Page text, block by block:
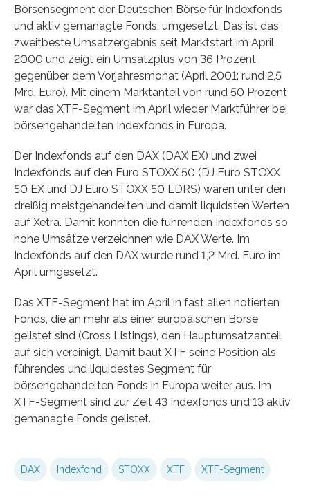
Börsensegment der Deutschen Börse für Indexfonds
und aktiv gemanagte Fonds, umgesetzt. Das ist das
zweitbeste Umsatzergebnis seit Marktstart im April
2000 und zeigt ein Umsatzplus von 36 Prozent
gegenüber dem Vorjahresmonat (April 2001: rund 2,5
Mrd. Euro). Mit einem Marktanteil von rund 50 Prozent
war das XTF-Segment im April wieder Marktführer bei
börsengehandelten Indexfonds in Europa.
Der Indexfonds auf den DAX (DAX EX) und zwei
Indexfonds auf den Euro STOXX 50 (DJ Euro STOXX
50 EX und DJ Euro STOXX 50 LDRS) waren unter den
dreißig meistgehandelten und damit liquidsten Werten
auf Xetra. Damit konnten die führenden Indexfonds so
hohe Umsätze verzeichnen wie DAX Werte. Im
Indexfonds auf den DAX wurde rund 1,2 Mrd. Euro im
April umgesetzt.
Das XTF-Segment hat im April in fast allen notierten
Fonds, die an mehr als einer europäischen Börse
gelistet sind (Cross Listings), den Hauptumsatzanteil
auf sich vereinigt. Damit baut XTF seine Position als
führendes und liquidestes Segment für
börsengehandelten Fonds in Europa weiter aus. Im
XTF-Segment sind zur Zeit 43 Indexfonds und 13 aktiv
gemanagte Fonds gelistet.
DAX Indexfond STOXX XTF XTF-Segment